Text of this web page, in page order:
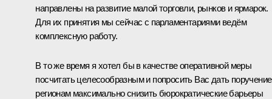
направлены на развитие малой торговли, рынков и ярмарок.
Для их принятия мы сейчас с парламентариями ведём
комплексную работу.
В то же время я хотел бы в качестве оперативной меры
посчитать целесообразным и попросить Вас дать поручение
регионам максимально снизить бюрократические барьеры